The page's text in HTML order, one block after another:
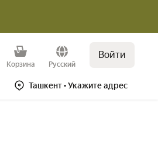
Корзина Русский
Войти
Ташкент• Укажите адрес